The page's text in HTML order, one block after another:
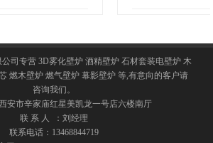
司专营 3D雾化壁炉 酒精壁炉 石材套装电壁炉 木
燃木壁炉 燃气壁炉 幕影壁炉 等,有意向的客户请
咨询我们。
安市辛家庙红星美凯龙一号店六楼南厅
联 系 人 ：刘经理
联系电话：13468844719